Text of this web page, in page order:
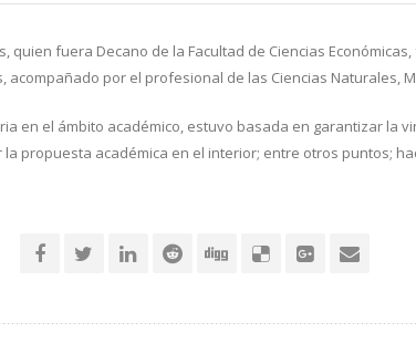
quien fuera Decano de la Facultad de Ciencias
acompañado por el profesional de las Ciencias Naturales,
en el ámbito académico, estuvo basada en garantizar la
propuesta académica en el interior; entre otros puntos;